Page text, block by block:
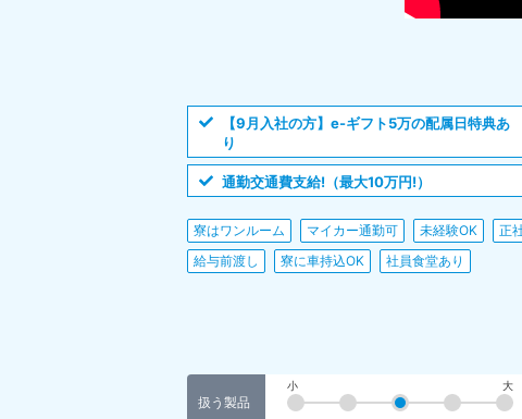
【9月入社の方】e-ギフト5万の配属日特典あ
り
通勤交通費支給!（最大10万円!）
寮はワンルーム マイカー通勤可 未経験OK 正
給与前渡し
寮に車持込OK 社員食堂あり
扱う製品
小 大